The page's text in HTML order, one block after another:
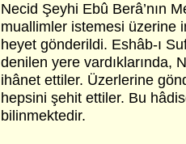
Necid Şeyhi Ebû Berâ’nın
muallimler istemesi üzerine
heyet gönderildi. Eshâb-ı
denilen yere vardıklarında,
ihânet ettiler. Üzerlerine
hepsini şehit ettiler. Bu
bilinmektedir.